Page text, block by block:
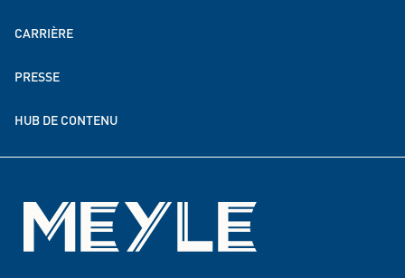
Événements
CARRIÈRE
PRESSE
HUB DE CONTENU